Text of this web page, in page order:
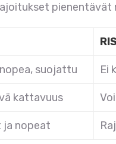
pienentävät
suojattu Ei
kattavuus
ja nopeat